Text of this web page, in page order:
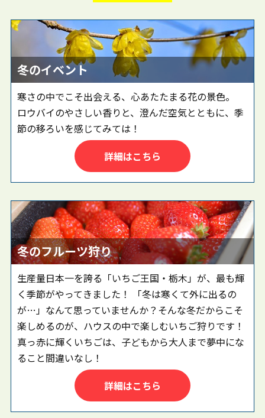
冬のイベント
寒さの中でこそ出会える、心あたたまる花の景色。
ロウバイのやさしい香りと、澄んだ空気とともに、季
節の移ろいを感じてみては！
詳細はこちら
冬のフルーツ狩り
生産量日本一を誇る「いちご王国・栃木」が、最も輝
く季節がやってきました！ 「冬は寒くて外に出るの
が…」なんて思っていませんか？そんな冬だからこそ
楽しめるのが、ハウスの中で楽しむいちご狩りです！
真っ赤に輝くいちごは、子どもから大人まで夢中にな
ること間違いなし！
詳細はこちら